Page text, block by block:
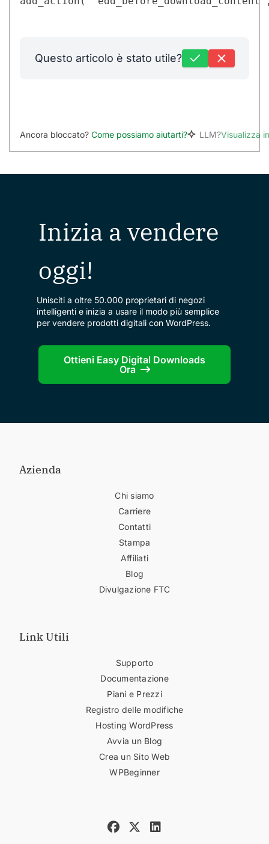
Questo articolo è stato utile?
Ancora bloccato? Come possiamo aiutarti? LLM?Visualizza
Inizia a vendere
oggi!
Unisciti a oltre 50.000 proprietari di negozi
intelligenti e inizia a usare il modo più semplice
per vendere prodotti digitali con WordPress.
Ottieni Easy Digital Downloads
Ora
Azienda
Chi siamo
Carriere
Contatti
Stampa
Affiliati
Blog
Divulgazione FTC
Link Utili
Supporto
Documentazione
Piani e Prezzi
Registro delle modifiche
Hosting WordPress
Avvia un Blog
Crea un Sito Web
WPBeginner